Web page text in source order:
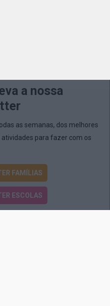
a nossa
as semanas, dos melhores
para fazer com os
FAMÍLIAS
ESCOLAS